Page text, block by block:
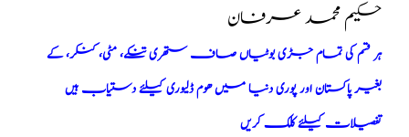
حکیم محمد عرفان
ہر قسم کی تمام جڑی بوٹیاں صاف ستھری تنکے، مٹی، کنکر، کے
بغیر پاکستان اور پوری دنیا میں ھوم ڈلیوری کیلئے دستیاب ہیں
تفصیلات کیلئے کلک کریں